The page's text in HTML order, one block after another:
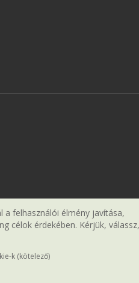
a felhasználói élmény javítása,
célok érdekében. Kérjük, válassz,
k (kötelező)